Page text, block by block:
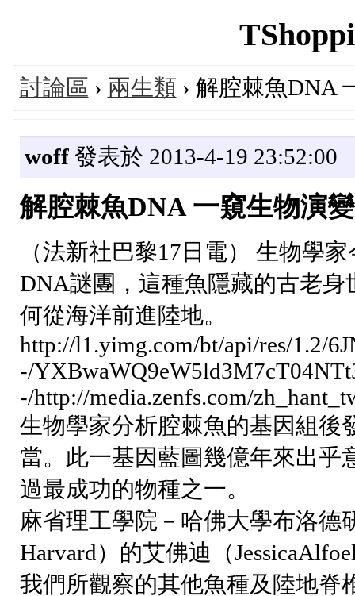
討論區 › 兩生類 › 解腔棘魚DNA
woff發表於 2013-4-19 23:52:00
解腔棘魚DNA 一窺生物演變
（法新社巴黎17日電） 生物學
DNA謎團，這種魚隱藏的古老
何從海洋前進陸地。
http://l1.yimg.com/bt/api/res/1.2/
-/
-/http://media.zenfs.com/
生物學家分析腔棘魚的基因組後
當。此一基因藍圖幾億年來出乎
過最成功的物種之一。
麻省理工學院－哈佛大學布洛德
Harvard）的艾佛迪（
我們所觀察的其他魚種及陸地脊